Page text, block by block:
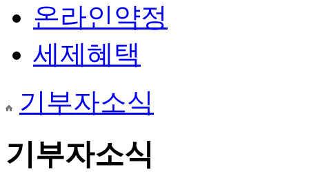
온라인약정
세제혜택
기부자소식
기부자소식